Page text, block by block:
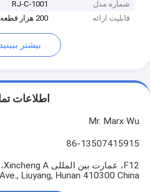
شماره مدل
RJ-C-1001
قابلیت ارائه
200 هزار قطعه در روز
بیشتر ببینید
اطلاعات
Mr. Marx Wu
86-13507415915
Ave., Liuyang, Hunan 410300 China